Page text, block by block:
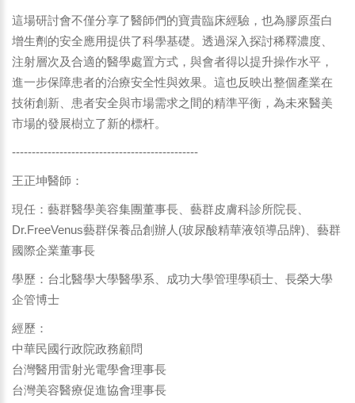
這場研討會不僅分享了醫師們的寶貴臨床經驗，也為膠原蛋白
增生劑的安全應用提供了科學基礎。透過深入探討稀釋濃度、
注射層次及合適的醫學處置方式，與會者得以提升操作水平，
進一步保障患者的治療安全性與效果。這也反映出整個產業在
技術創新、患者安全與市場需求之間的精準平衡，為未來醫美
市場的發展樹立了新的標杆。
-----------------------------------------------
王正坤醫師：
現任：藝群醫學美容集團董事長、藝群皮膚科診所院長、
Dr.FreeVenus藝群保養品創辦人(玻尿酸精華液領導品牌)、藝群
國際企業董事長
學歷：台北醫學大學醫學系、成功大學管理學碩士、長榮大學
企管博士
經歷：
中華民國行政院政務顧問
台灣醫用雷射光電學會理事長
台灣美容醫療促進協會理事長